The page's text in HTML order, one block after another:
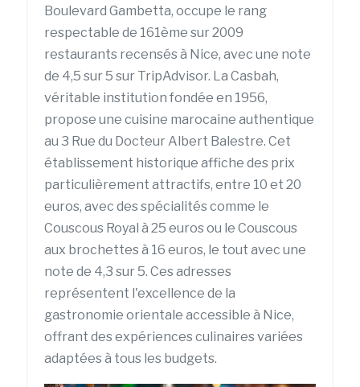
Boulevard Gambetta, occupe le rang
respectable de 161ème sur 2009
restaurants recensés à Nice, avec une note
de 4,5 sur 5 sur TripAdvisor. La Casbah,
véritable institution fondée en 1956,
propose une cuisine marocaine authentique
au 3 Rue du Docteur Albert Balestre. Cet
établissement historique affiche des prix
particulièrement attractifs, entre 10 et 20
euros, avec des spécialités comme le
Couscous Royal à 25 euros ou le Couscous
aux brochettes à 16 euros, le tout avec une
note de 4,3 sur 5. Ces adresses
représentent l'excellence de la
gastronomie orientale accessible à Nice,
offrant des expériences culinaires variées
adaptées à tous les budgets.